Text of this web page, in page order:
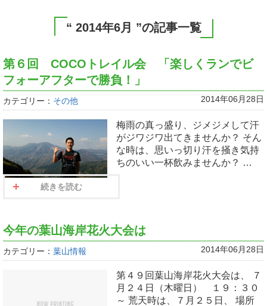
“ 2014年6月 ”の記事一覧
第６回 COCOトレイル会 「楽しくランでビ
フォーアフターで勝負！」
カテゴリー： その他 2014年06月28日
梅雨の真っ盛り、ジメジメして汗
がジワジワ出てきませんか？ そん
な時は、思いっ切り汗を掻き気持
ちのいい一杯飲みませんか？ …
続きを読む
今年の葉山海岸花火大会は
カテゴリー： 葉山情報 2014年06月28日
第４９回葉山海岸花火大会は、 ７
月２４日（木曜日） １９：３０
～ 荒天時は、７月２５日、 場所